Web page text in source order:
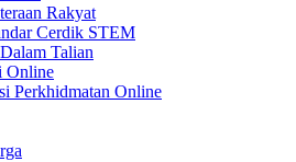
Rakyat
Cerdik STEM
Talian
Online
Perkhidmatan Online